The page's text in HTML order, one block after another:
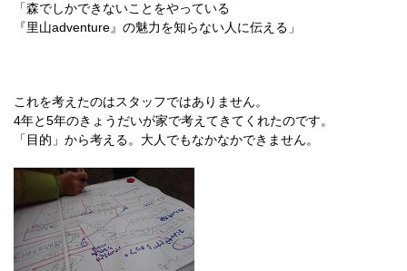
「森でしかできないことをやっている
『里山adventure』の魅力を知らない人に伝える」
これを考えたのはスタッフではありません。
4年と5年のきょうだいが家で考えてきてくれたのです。
「目的」から考える。大人でもなかなかできません。